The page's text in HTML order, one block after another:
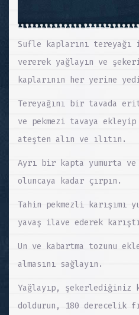
Sufle kaplarını
vererek yağlayın ve
kaplarının her yerine
Tereyağını bir tavada
ve pekmezi tavaya
ateşten alın ve ılıtın.
Ayrı bir kapta yumurta
oluncaya kadar çırpın.
Tahin pekmezli karışımı
yavaş ilave ederek
Un ve kabartma tozunu
almasını sağlayın.
Yağlayıp, şekerlediğiniz
doldurun, 180 derecelik